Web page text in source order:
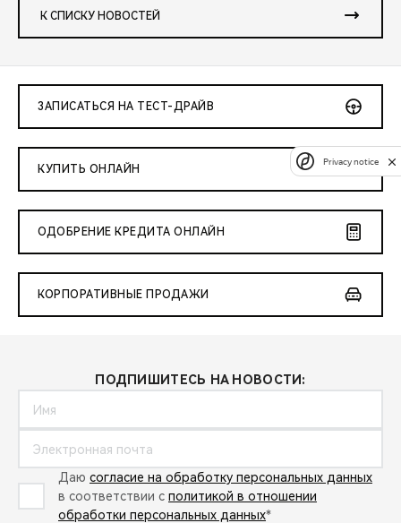
К СПИСКУ НОВОСТЕЙ
ЗАПИСАТЬСЯ НА ТЕСТ-ДРАЙВ
КУПИТЬ ОНЛАЙН
ОДОБРЕНИЕ КРЕДИТА ОНЛАЙН
КОРПОРАТИВНЫЕ ПРОДАЖИ
ПОДПИШИТЕСЬ НА НОВОСТИ:
Даю согласие на обработку персональных данных
в соответствии с политикой в отношении
обработки персональных данных*
Privacy notice